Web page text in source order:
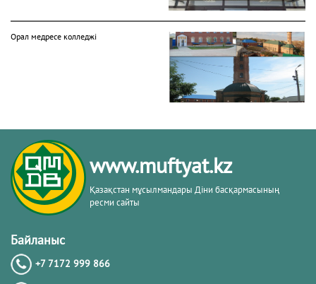
Орал медресе колледжі
Әбу Ханифа медресе колледжі
www.muftyat.kz
Қазақстан мұсылмандары Діни басқармасының
ресми сайты
Байланыс
+7 7172 999 866